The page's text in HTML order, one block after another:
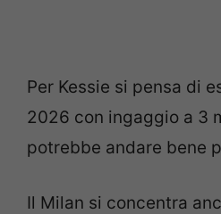
Per Kessie si pensa di
2026 con ingaggio a 3
potrebbe andare bene
Il Milan si concentra